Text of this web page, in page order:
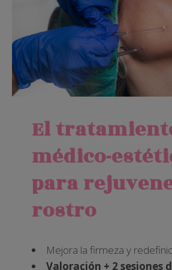
El
médico-
para
rostro
Mejora la firmeza y
Valoración + 2 sesiones